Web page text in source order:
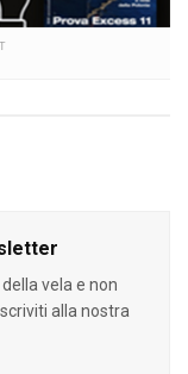
vela e non
alla nostra